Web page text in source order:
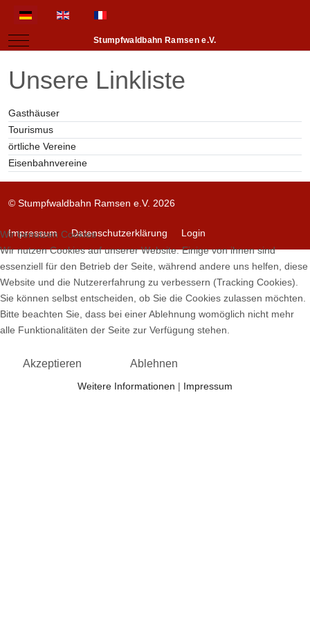
Sprache auswählen
Mobile Menu ToggleStumpfwaldbahn Ramsen e.V.
Unsere Linkliste
Gasthäuser
Tourismus
örtliche Vereine
Eisenbahnvereine
© Stumpfwaldbahn Ramsen e.V. 2026
Impressum Datenschutzerklärung Login
Wir benutzen Cookies
Wir nutzen Cookies auf unserer Website. Einige von ihnen sind
essenziell für den Betrieb der Seite, während andere uns helfen, diese
Website und die Nutzererfahrung zu verbessern (Tracking Cookies).
Sie können selbst entscheiden, ob Sie die Cookies zulassen möchten.
Bitte beachten Sie, dass bei einer Ablehnung womöglich nicht mehr
alle Funktionalitäten der Seite zur Verfügung stehen.
Akzeptieren Ablehnen
Weitere Informationen | Impressum